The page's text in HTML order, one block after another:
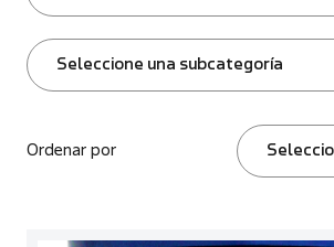
Seleccione una subcategoría
Ordenar por